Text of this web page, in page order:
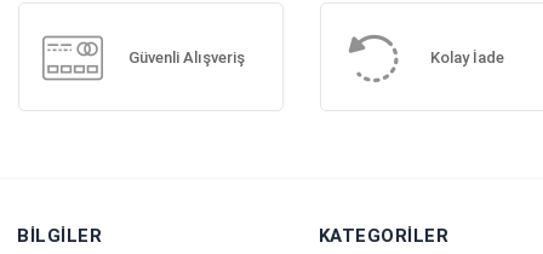
Güvenli Alışveriş Kolay İade
BILGILER KATEGORILER